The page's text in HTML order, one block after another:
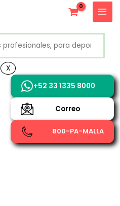
X
+52 800 726 2552
+52 33 1335 8000
Correo
800-PA-MALLA
X